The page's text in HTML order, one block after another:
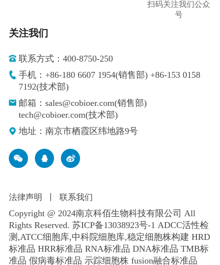
扫码关注我们公众
号
关注我们
联系方式：400-8750-250
手机：+86-180 6607 1954(销售部) +86-153 0158
7192(技术部)
邮箱：sales@cobioer.com(销售部)
tech@cobioer.com(技术部)
地址：南京市栖霞区纬地路9号
法律声明 联系我们
Copyright @ 2024南京科佰生物科技有限公司 All
Rights Reserved. 苏ICP备13038923号-1 ADCC活性检
测,ATCC细胞库,中科院细胞库,稳定细胞株构建 HRD
标准品 HRR标准品 RNA标准品 DNA标准品 TMB标
准品 假病毒标准品 示踪细胞株 fusion融合标准品